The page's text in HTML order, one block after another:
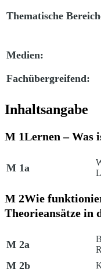
Thematische
Medien:
Fachübergreifend:
Inhaltsangabe
M 1Lernen – Was
M 1a
M 2Wie
Theorieansätze in
M 2a
M 2b